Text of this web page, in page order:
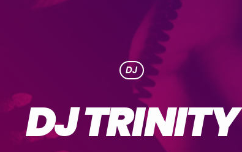
DJ
DJ TRINITY